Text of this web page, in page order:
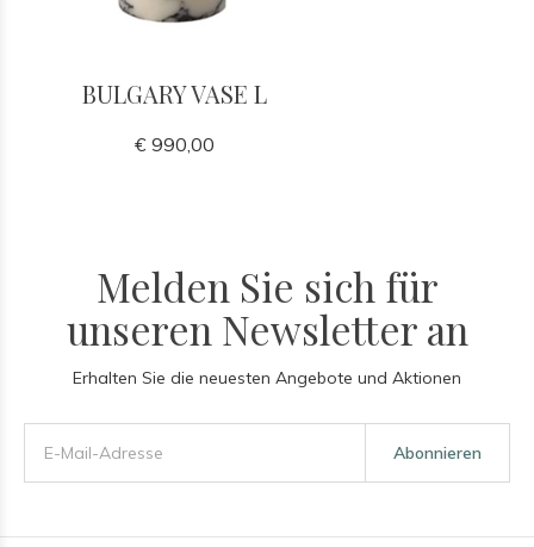
BULGARY VASE L
€ 990,00
Melden Sie sich für
unseren Newsletter an
Erhalten Sie die neuesten Angebote und Aktionen
Abonnieren